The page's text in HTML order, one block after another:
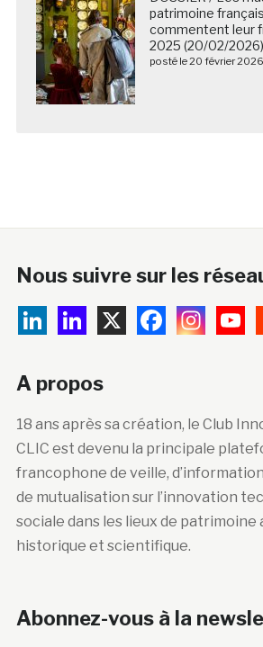
patrimoine
commentent leur
2025 (20/02/2026)
posté le 20 février 2026
Nous suivre sur les
A propos
18 ans après sa création, le Club
CLIC est devenu la principale
francophone de veille,
de mutualisation sur l’innovation
sociale dans les lieux de patrimoine
historique et scientifique.
Abonnez-vous à la